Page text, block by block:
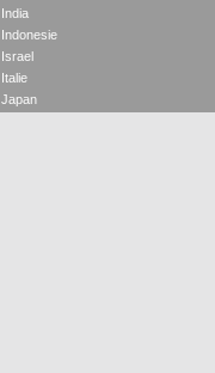
India
Indonesie
Israel
Italie
Japan